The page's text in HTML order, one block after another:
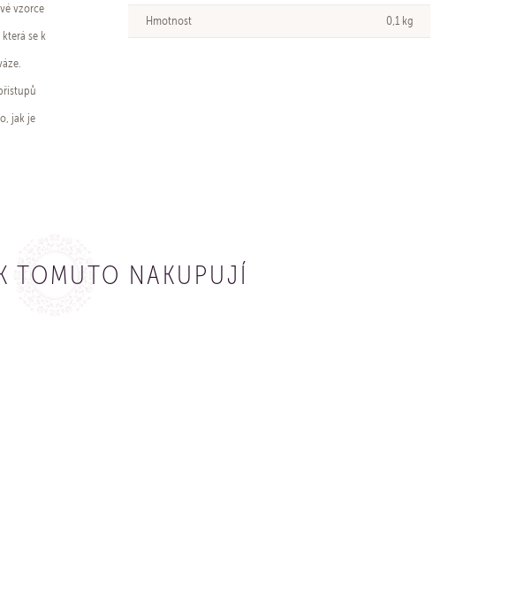
vzorce
se k
jak je
Hmotnost 0,1 kg
TOMUTO NAKUPUJÍ